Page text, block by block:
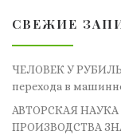
СВЕЖИЕ
ЧЕЛОВЕК У
перехода в
АВТОРСКАЯ
ПРОИЗВОДСТВА